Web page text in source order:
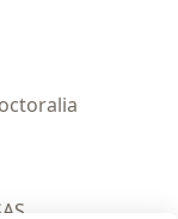
de inicio